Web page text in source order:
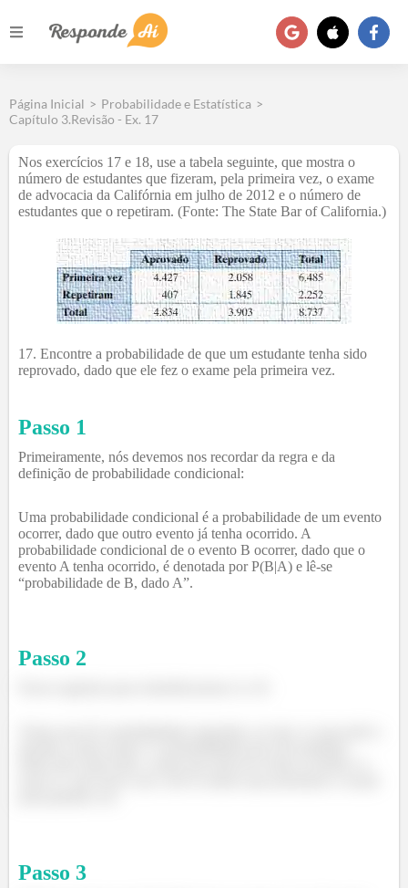
Página Inicial > Probabilidade e Estatística >
Capítulo 3.Revisão - Ex. 17
Nos exercícios 17 e 18, use a tabela seguinte, que mostra o
número de estudantes que fizeram, pela primeira vez, o exame
de advocacia da Califórnia em julho de 2012 e o número de
estudantes que o repetiram. (Fonte: The State Bar of California.)
17. Encontre a probabilidade de que um estudante tenha sido
reprovado, dado que ele fez o exame pela primeira vez.
Passo 1
Primeiramente, nós devemos nos recordar da regra e da
definição de probabilidade condicional:
Uma probabilidade condicional é a probabilidade de um evento
ocorrer, dado que outro evento já tenha ocorrido. A
probabilidade condicional de o evento B ocorrer, dado que o
evento A tenha ocorrido, é denotada por P(B|A) e lê-se
“probabilidade de B, dado A”.
Passo 2
Passo 3